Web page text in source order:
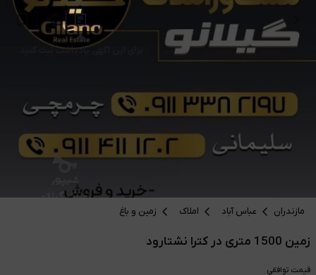
مازندران عباس آباد املاک زمین و باغ
زمین 1500 متری در کترا نشتارود
قیمت توافقی
برای این آگهی یادداشت ثبت کنید.